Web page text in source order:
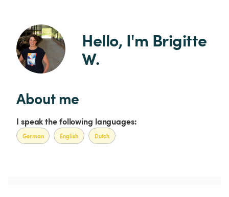
Hello, I'm Brigitte
W.
About me
I speak the following languages:
German English Dutch